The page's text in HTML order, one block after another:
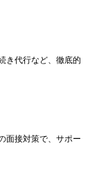
き代行など、徹底的
面接対策で、サポー